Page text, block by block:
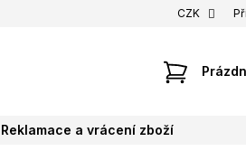
CZK
Reklamace a vrácení zboží